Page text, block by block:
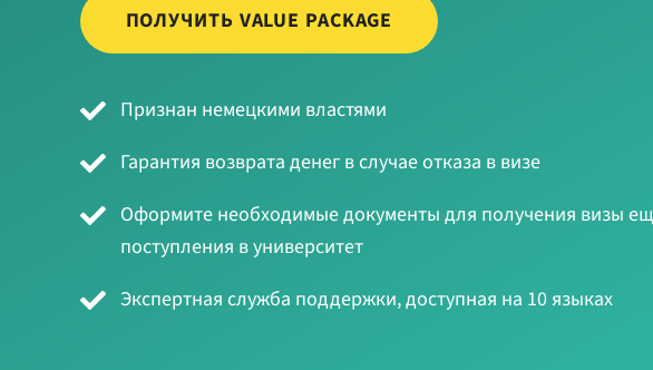
ПОЛУЧИТЬ VALUE PACKAGE
Признан немецкими властями
Гарантия возврата денег в случае отказа в визе
Оформите необходимые документы для получения визы
поступления в университет
Экспертная служба поддержки, доступная на 10 языках